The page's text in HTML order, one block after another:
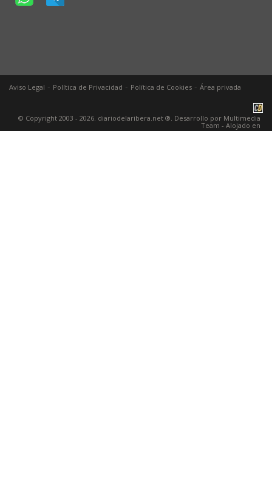
Aviso Legal Política de Privacidad Política de Cookies Área privada
© Copyright 2003 - 2026. diariodelaribera.net ®. Desarrollo por Multimedia
Team - Alojado en